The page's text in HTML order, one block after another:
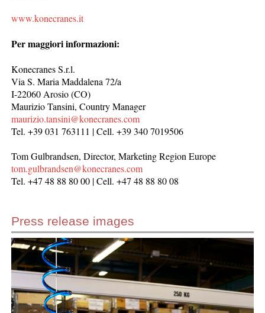
www.konecranes.it
Per maggiori informazioni:
Konecranes S.r.l.
Via S. Maria Maddalena 72/a
I-22060 Arosio (CO)
Maurizio Tansini, Country Manager
maurizio.tansini@konecranes.com
Tel. +39 031 763111 | Cell. +39 340 7019506
Tom Gulbrandsen, Director, Marketing Region Europe
tom.gulbrandsen@konecranes.com
Tel. +47 48 88 80 00 | Cell. +47 48 88 80 08
Press release images